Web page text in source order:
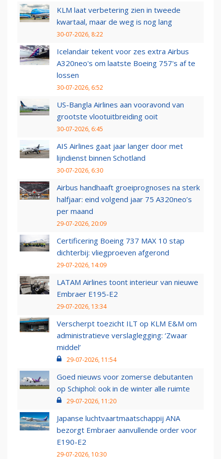
KLM laat verbetering zien in tweede
kwartaal, maar de weg is nog lang
30-07-2026, 8:22
Icelandair tekent voor zes extra Airbus
A320neo's om laatste Boeing 757's af te
lossen
30-07-2026, 6:52
US-Bangla Airlines aan vooravond van
grootste vlootuitbreiding ooit
30-07-2026, 6:45
AIS Airlines gaat jaar langer door met
lijndienst binnen Schotland
30-07-2026, 6:30
Airbus handhaaft groeiprognoses na sterk
halfjaar: eind volgend jaar 75 A320neo’s
per maand
29-07-2026, 20:09
Certificering Boeing 737 MAX 10 stap
dichterbij: vliegproeven afgerond
29-07-2026, 14:09
LATAM Airlines toont interieur van nieuwe
Embraer E195-E2
29-07-2026, 13:34
Verscherpt toezicht ILT op KLM E&M om
administratieve verslaglegging: ‘Zwaar
middel’
29-07-2026, 11:54
Goed nieuws voor zomerse debutanten
op Schiphol: ook in de winter alle ruimte
29-07-2026, 11:20
Japanse luchtvaartmaatschappij ANA
bezorgt Embraer aanvullende order voor
E190-E2
29-07-2026, 10:30